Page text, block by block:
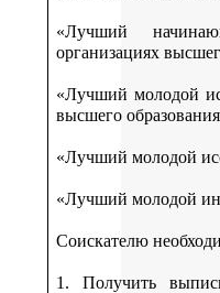
«Лучший
организациях
«Лучший молодой
высшего
«Лучший молодой
«Лучший молодой
Соискателю
1. Получить